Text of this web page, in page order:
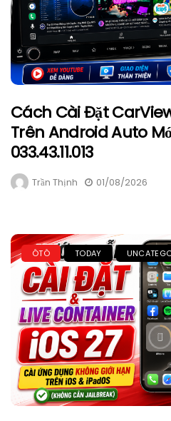
Cách Cài Đặt
Trên Android Auto
033.43.11.013
Trần Thịnh 01/08/2026
ÔTÔ TODAY